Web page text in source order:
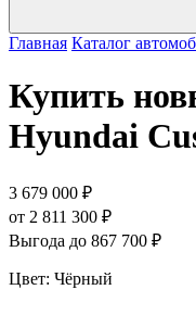
Главная Каталог
Купить
Hyundai
3 679 000 ₽
от 2 811 300 ₽
Выгода до 867 700 ₽
Цвет: Чёрный